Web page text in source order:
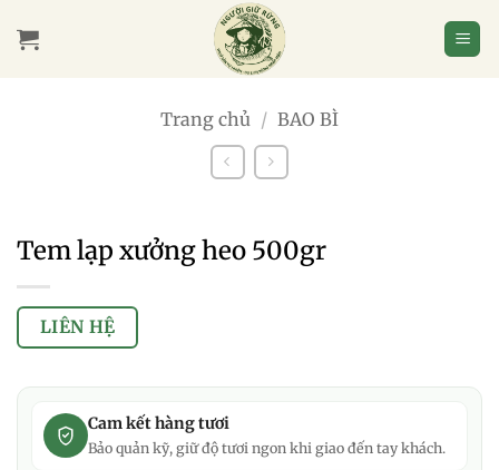
qua
Trang chủ / BAO BÌ
Tem lạp xưởng heo 500gr
LIÊN HỆ
Cam kết hàng tươi
Bảo quản kỹ, giữ độ tươi ngon khi giao đến tay khách.